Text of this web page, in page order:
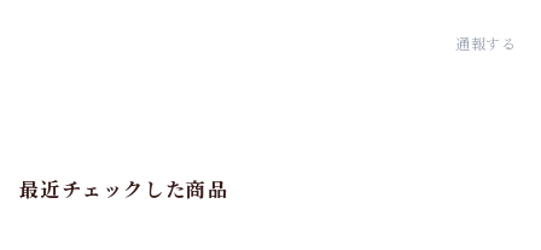
通報する
最近チェックした商品